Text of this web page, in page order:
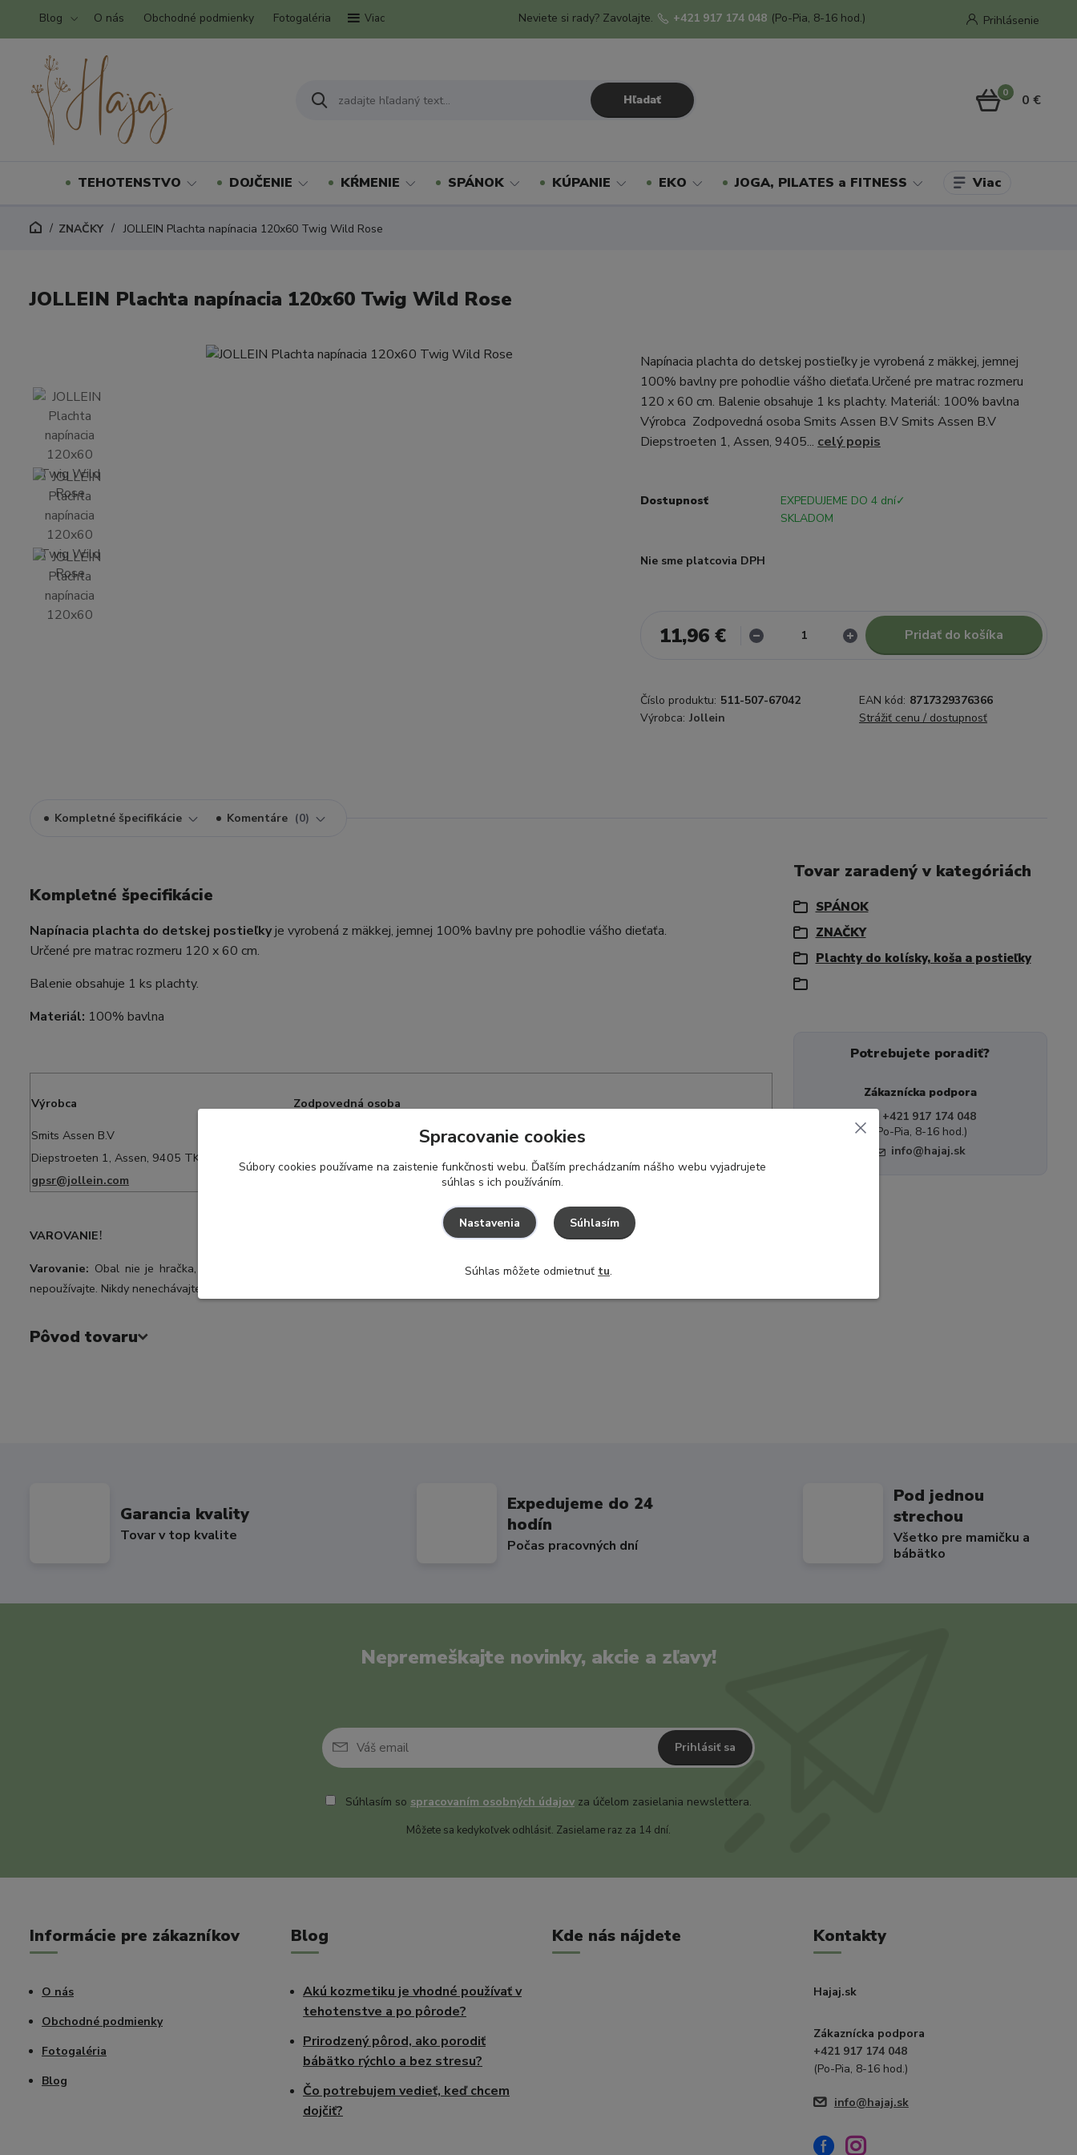
Blog O nás Obchodné podmienky Fotogaléria Viac Prihlásenie
Hľadať
Neviete si rady? Zavolajte. +421 917 174 048 (Po-Pia, 8-16 hod.)
0 0 €
TEHOTENSTVO DOJČENIE KŔMENIE SPÁNOK KÚPANIE EKO JOGA, PILATES a FITNESS Viac
ZNAČKY JOLLEIN Plachta napínacia 120x60 Twig Wild Rose
JOLLEIN Plachta napínacia 120x60 Twig Wild Rose
Napínacia plachta do detskej postieľky je vyrobená z mäkkej, jemnej
100% bavlny pre pohodlie vášho dieťaťa.Určené pre matrac rozmeru
120 x 60 cm. Balenie obsahuje 1 ks plachty. Materiál: 100% bavlna
Výrobca Zodpovedná osoba Smits Assen B.V Smits Assen B.V
Diepstroeten 1, Assen, 9405... celý popis
Dostupnosť
EXPEDUJEME DO 4 dní✓
SKLADOM
Nie sme platcovia DPH
11,96 € Pridať do košíka
Číslo produktu: 511-507-67042 EAN kód: 8717329376366
Výrobca: Jollein Strážiť cenu / dostupnosť
Kompletné špecifikácie Komentáre 0
Kompletné špecifikácie
Napínacia plachta do detskej postieľkyje vyrobená z mäkkej, jemnej 100% bavlny pre pohodlie vášho dieťaťa.
Určené pre matrac rozmeru 120 x 60 cm.
Balenie obsahuje 1 ks plachty.
Materiál: 100% bavlna
Výrobca
Zodpovedná osoba
Smits Assen B.V
Diepstroeten 1, Assen, 9405 TK, Nizozemsko
Diepstroeten 1, Assen, 9405 TK, Nizozemsko
gpsr@jollein.com
VAROVANIE!
Varovanie: Obal nie je hračka, odstráňte ho z dosahu detí. Pred každým použitím výrobok skontrolujte a v prípade poškodenia ho ďalej
nepoužívajte. Nikdy nenechávajte svoje dieťa bez dozoru. Uchovávajte mimo dosahu ohňa.
Pôvod tovaru
Tovar zaradený v kategóriách
SPÁNOK
ZNAČKY
Plachty do kolísky, koša a postieľky
Potrebujete poradiť?
Zákaznícka podpora
+421 917 174 048
(Po-Pia, 8-16 hod.)
info@hajaj.sk
Garancia kvality
Tovar v top kvalite
Expedujeme do 24
hodín
Počas pracovných dní
Pod jednou
strechou
Všetko pre mamičku a
bábätko
Nepremeškajte novinky, akcie a zľavy!
Prihlásiť sa
Súhlasím so spracovaním osobných údajov za účelom zasielania newslettera.
Môžete sa kedykoľvek odhlásiť. Zasielame raz za 14 dní.
Informácie pre zákazníkov
O nás
Obchodné podmienky
Fotogaléria
Blog
Blog
Akú kozmetiku je vhodné používať v
tehotenstve a po pôrode?
Prirodzený pôrod, ako porodiť
bábätko rýchlo a bez stresu?
Čo potrebujem vedieť, keď chcem
dojčiť?
Kde nás nájdete Kontakty
Hajaj.sk
Zákaznícka podpora
+421 917 174 048
(Po-Pia, 8-16 hod.)
info@hajaj.sk
Spracovanie cookies
Súbory cookies používame na zaistenie funkčnosti webu. Ďaľším prechádzaním nášho webu vyjadrujete
súhlas s ich používáním.
Nastavenia Súhlasím
Súhlas môžete odmietnuť tu.